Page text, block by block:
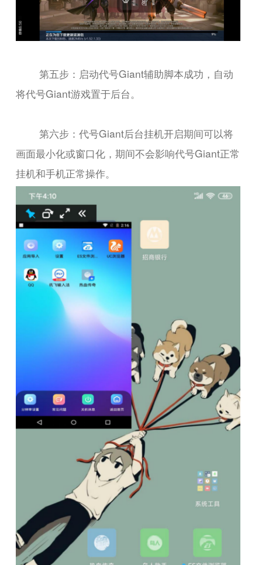
第五步：启动代号Giant辅助脚本成功，自动
将代号Giant游戏置于后台。
第六步：代号Giant后台挂机开启期间可以将
画面最小化或窗口化，期间不会影响代号Giant正常
挂机和手机正常操作。